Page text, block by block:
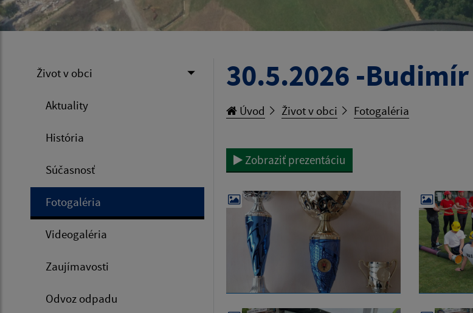
Život v obci
Aktuality
História
Súčasnosť
Fotogaléria
Videogaléria
Zaujímavosti
Odvoz odpadu
30.5.2026 -
Úvod Život v obci Fotogaléria
Zobraziť prezentáciu